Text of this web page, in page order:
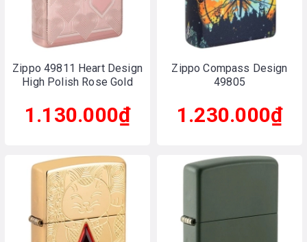
Zippo 49811 Heart Design
High Polish Rose Gold
1.130.000₫
Zippo Compass Design
49805
1.230.000₫